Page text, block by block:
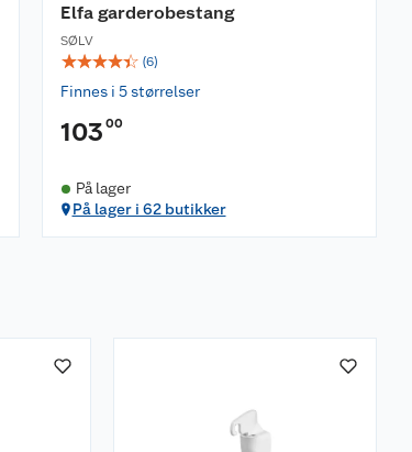
Elfa garderobestang
SØLV
☆☆☆☆☆ (6)
Finnes i 5 størrelser
103 00
På lager
På lager i 62 butikker